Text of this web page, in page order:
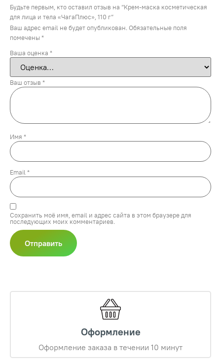
Будьте первым, кто оставил отзыв на “Крем-маска косметическая
для лица и тела «ЧагаПлюс», 110 г”
Ваш адрес email не будет опубликован. Обязательные поля
помечены *
Ваша оценка *
Ваш отзыв *
Имя *
Email *
Сохранить моё имя, email и адрес сайта в этом браузере для
последующих моих комментариев.
Оформление
Оформление заказа в течении 10 минут